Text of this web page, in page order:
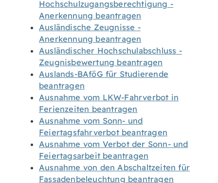
Hochschulzugangsberechtigung -
Anerkennung beantragen
Ausländische Zeugnisse -
Anerkennung beantragen
Ausländischer Hochschulabschluss -
Zeugnisbewertung beantragen
Auslands-BAföG für Studierende
beantragen
Ausnahme vom LKW-Fahrverbot in
Ferienzeiten beantragen
Ausnahme vom Sonn- und
Feiertagsfahrverbot beantragen
Ausnahme vom Verbot der Sonn- und
Feiertagsarbeit beantragen
Ausnahme von den Abschaltzeiten für
Fassadenbeleuchtung beantragen